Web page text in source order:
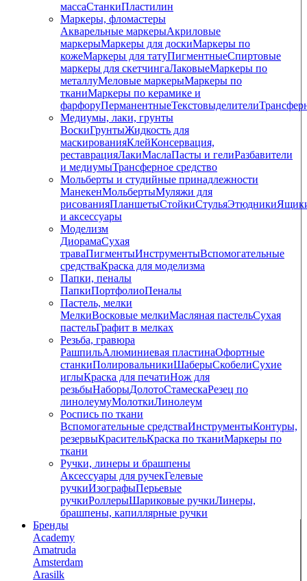
массаСтанкиПластилин
Маркеры, фломастеры
Акварельные маркерыАкриловые
маркерыМаркеры для доскиМаркеры по
кожеМаркеры для татуПигментныеCпиртовые
маркеры для скетчингаЛаковыеМаркеры по
металлуМеловые маркерыМаркеры по
тканиМаркеры по керамике и
фарфоруПерманентныеТекстовыделители
Медиумы, лаки, грунты
ВоскиГрунтыЖидкость для
маскированияКлейКонсервация,
реставрацияЛакиМаслаПасты и гелиРазбавители
и медиумыТрансферное средство
Мольберты и студийные принадлежности
МанекенМольбертыМуляжи для
рисованияПланшетыСтойкиСтульяЭтюдники
и аксессуары
Моделизм
ДиорамаСухая
траваПигментыИнструментыВспомогательные
средстваКраска для моделизма
Папки, пеналы
ПапкиПортфолиоПеналы
Пастель, мелки
МелкиВосковые мелкиМасляная пастельСухая
пастельГрафит в мелках
Резьба, гравюра
РашпильАлюминиевая пластинаОфортные
станкиПолировальникиШаберыСкобелиСухие
иглыКраска для печатиНож для
резьбыНаборыДолотоСтамескаРезец по
линолеумуМолоткиЛинолеум
Роспись по ткани
Вспомогательные средстваИнструментыКонтуры,
резервыКрасительКраска по тканиМаркеры по
ткани
Ручки, линеры и брашпены
Аксессуары для ручекГелевые
ручкиИзографыПерьевые
ручкиРоллерыШариковые ручкиЛинеры,
брашпены, капиллярные ручки
Бренды
Academy
Amatruda
Amsterdam
Arasilk